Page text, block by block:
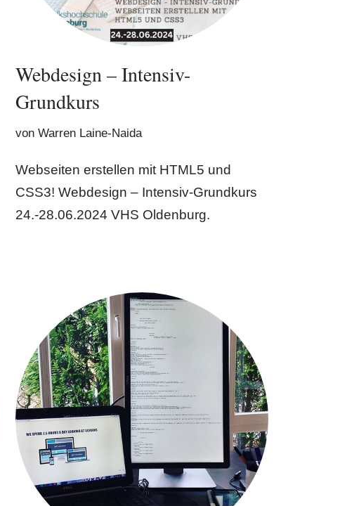
Webdesign – Intensiv-
Grundkurs
von Warren Laine-Naida
Webseiten erstellen mit HTML5 und
CSS3! Webdesign – Intensiv-Grundkurs
24.-28.06.2024 VHS Oldenburg.